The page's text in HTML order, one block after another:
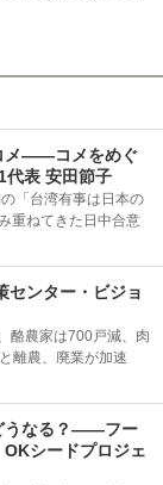
メ――コメをめぐ
表 安田節子
「台湾有事は日本の
重ねてきた日中合意
ンター・ビジョ
酪農家は700戸減、肉
離農、廃業が加速
うなる？――フー
シードプロジェ